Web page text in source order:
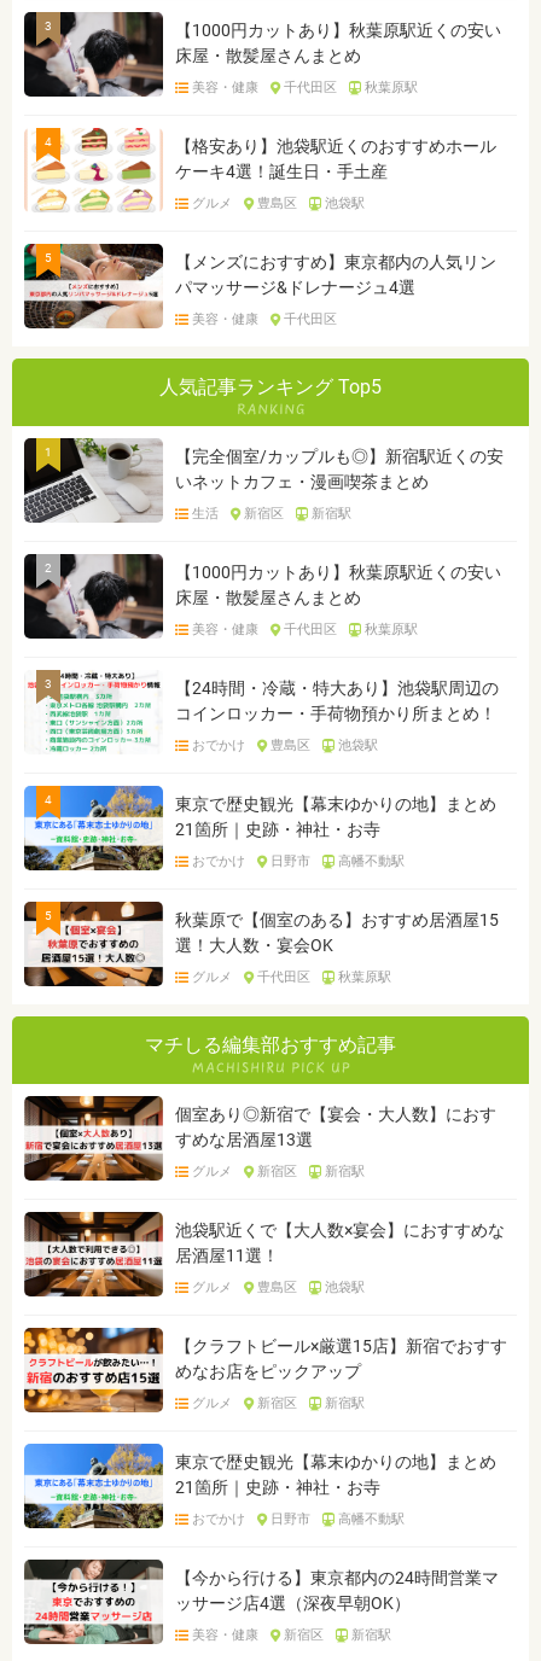
3
【1000円カットあり】秋葉原駅近くの安い
床屋・散髪屋さんまとめ
美容・健康 千代田区 秋葉原駅
4
【格安あり】池袋駅近くのおすすめホール
ケーキ4選！誕生日・手土産
グルメ 豊島区 池袋駅
5
【メンズにおすすめ】東京都内の人気リン
パマッサージ&ドレナージュ4選
美容・健康 千代田区
人気記事ランキング Top5
1
【完全個室/カップルも◎】新宿駅近くの安
いネットカフェ・漫画喫茶まとめ
生活 新宿区 新宿駅
2
【1000円カットあり】秋葉原駅近くの安い
床屋・散髪屋さんまとめ
美容・健康 千代田区 秋葉原駅
3
【24時間・冷蔵・特大あり】池袋駅周辺の
コインロッカー・手荷物預かり所まとめ！
おでかけ 豊島区 池袋駅
4
東京で歴史観光【幕末ゆかりの地】まとめ
21箇所｜史跡・神社・お寺
おでかけ 日野市 高幡不動駅
5
秋葉原で【個室のある】おすすめ居酒屋15
選！大人数・宴会OK
グルメ 千代田区 秋葉原駅
マチしる編集部おすすめ記事
個室あり◎新宿で【宴会・大人数】におす
すめな居酒屋13選
グルメ 新宿区 新宿駅
池袋駅近くで【大人数×宴会】におすすめな
居酒屋11選！
グルメ 豊島区 池袋駅
【クラフトビール×厳選15店】新宿でおすす
めなお店をピックアップ
グルメ 新宿区 新宿駅
東京で歴史観光【幕末ゆかりの地】まとめ
21箇所｜史跡・神社・お寺
おでかけ 日野市 高幡不動駅
【今から行ける】東京都内の24時間営業マ
ッサージ店4選（深夜早朝OK）
美容・健康 新宿区 新宿駅